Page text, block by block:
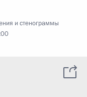
и стенограммы